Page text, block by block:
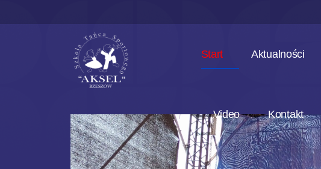
Start Aktualności
Video Kontakt